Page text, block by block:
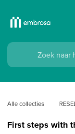
Alle collecties
First steps with